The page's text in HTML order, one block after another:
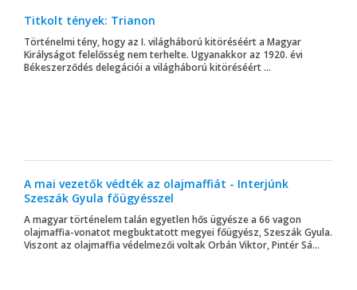
Titkolt tények: Trianon
Történelmi tény, hogy az I. világháború kitöréséért a Magyar
Királyságot felelősség nem terhelte. Ugyanakkor az 1920. évi
Békeszerződés delegációi a világháború kitöréséért ...
A mai vezetők védték az olajmaffiát - Interjúnk
Szeszák Gyula főügyésszel
A magyar történelem talán egyetlen hős ügyésze a 66 vagon
olajmaffia-vonatot megbuktatott megyei főügyész, Szeszák Gyula.
Viszont az olajmaffia védelmezői voltak Orbán Viktor, Pintér Sá...